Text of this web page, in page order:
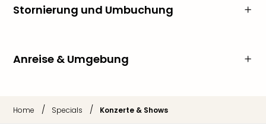
Stornierung und Umbuchung
Anreise & Umgebung
Home / Specials / Konzerte & Shows